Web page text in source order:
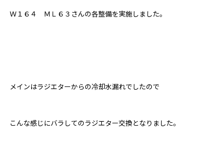
Ｗ１６４ ＭＬ６３さんの各整備を実施しました。
メインはラジエターからの冷却水漏れでしたので
こんな感じにバラしてのラジエター交換となりました。